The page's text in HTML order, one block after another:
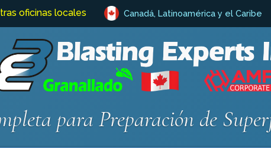
oficinas locales Canadá, Latinoamérica y el Caribe
para Preparación de